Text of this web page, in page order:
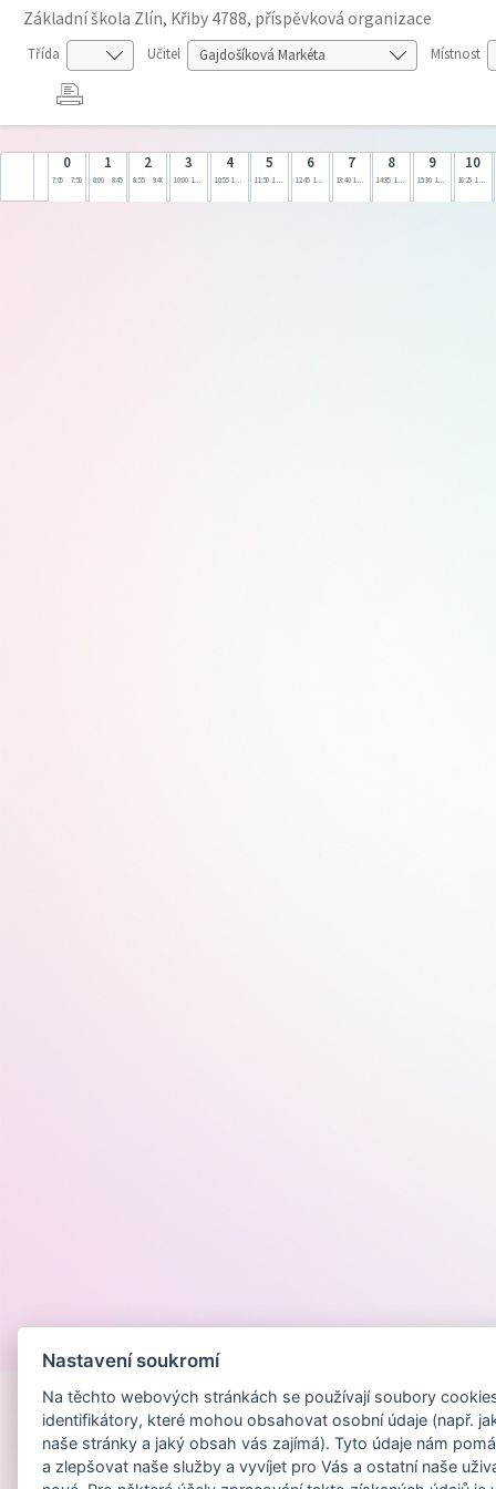
Základní škola Zlín, Křiby 4788, příspěvková organizace
Třída Učitel Místnost
0
7:05 7:50
1
8:00 8:45
2
8:55 9:40
3
10:00 10:45
4
10:55 11:40
5
11:50 12:35
6
12:45 13:30
7
13:40 14:25
8
14:35 15:20
9
15:30 16:15
10
16:25 17:10
Nastavení soukromí
Na těchto webových stránkách se používají soubory
identifikátory, které mohou obsahovat osobní údaje (např.
naše stránky a jaký obsah vás zajímá). Tyto údaje nám
a zlepšovat naše služby a vyvíjet pro Vás a ostatní naše